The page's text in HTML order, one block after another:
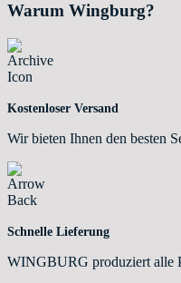
Warum Wingburg?
Kostenloser Versand
Wir bieten Ihnen den besten
Schnelle Lieferung
WINGBURG produziert alle